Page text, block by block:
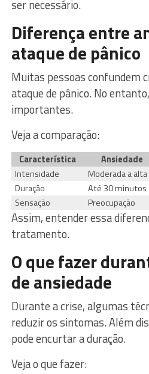
ser necessário.
Diferença entre
ataque de pânico
Muitas pessoas confundem
ataque de pânico. No
importantes.
Veja a comparação:
Característica Ansiedade
Intensidade
Moderada a alta
Duração
Até 30 minutos
Sensação
Preocupação
Assim, entender essa
tratamento.
O que fazer
de ansiedade
Durante a crise, algumas
reduzir os sintomas. Além
pode encurtar a duração.
Veja o que fazer: